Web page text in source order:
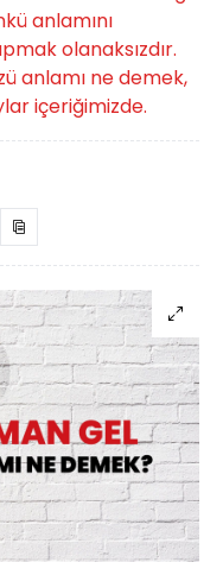
anlamını
olanaksızdır.
anlamı ne demek,
içeriğimizde.